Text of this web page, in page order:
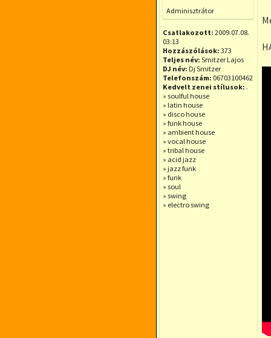
Adminisztrátor
Csatlakozott: 2009.07.08.
03:13
Hozzászólások: 373
Teljes név: Smitzer Lajos
DJ név: Dj Smitzer
Telefonszám: 06703100462
Kedvelt zenei stílusok: .
» soulful house
» latin house
» disco house
» funk house
» ambient house
» vocal house
» tribal house
» acid jazz
» jazz funk
» funk
» soul
» swing
» electro swing